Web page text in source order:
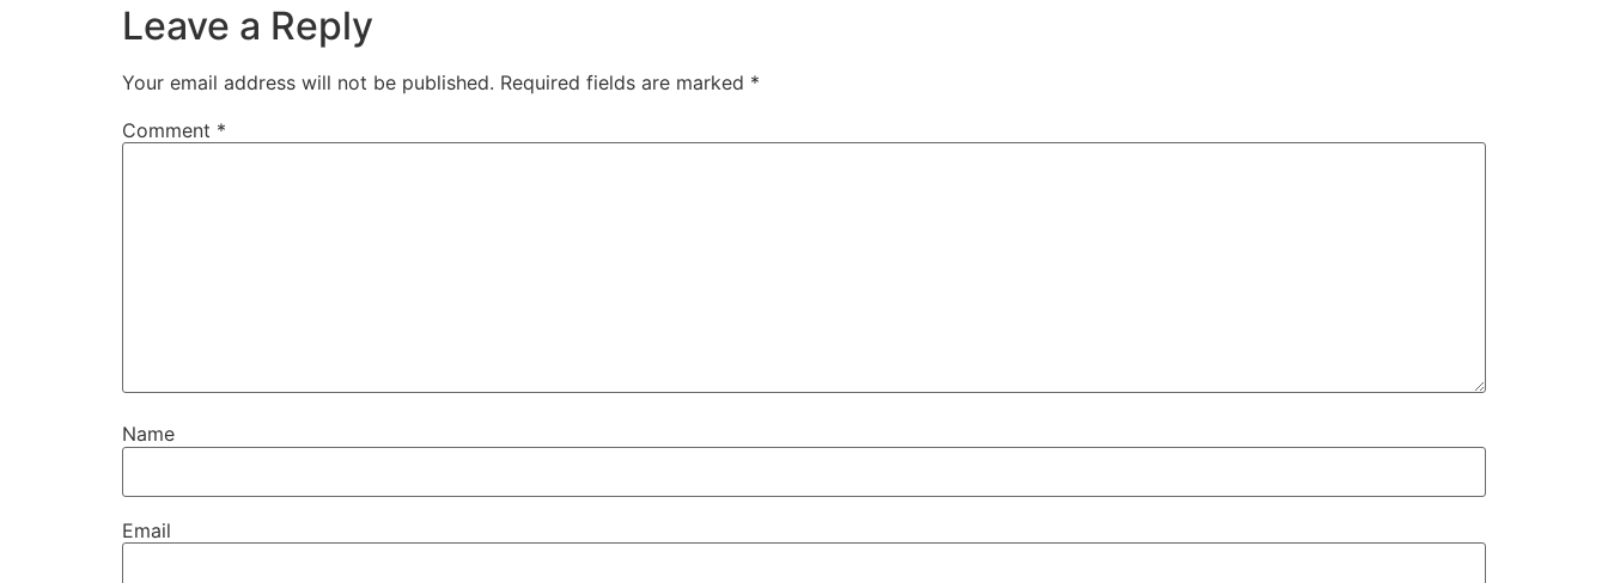
Leave a Reply
Your email address will not be published. Required fields are marked *
Comment *
Name
Email